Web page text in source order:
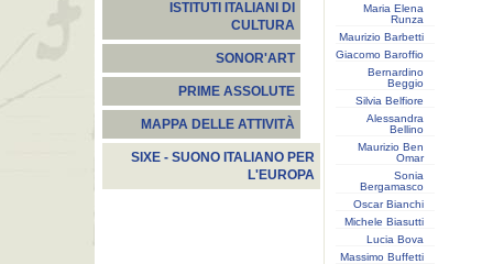
ISTITUTI ITALIANI DI
CULTURA
SONOR'ART
PRIME ASSOLUTE
MAPPA DELLE ATTIVITÀ
SIXE - SUONO ITALIANO PER
L'EUROPA
Maria Elena
Runza
Maurizio Barbetti
Giacomo Baroffio
Bernardino
Beggio
Silvia Belfiore
Alessandra
Bellino
Maurizio Ben
Omar
Sonia
Bergamasco
Oscar Bianchi
Michele Biasutti
Lucia Bova
Massimo Buffetti